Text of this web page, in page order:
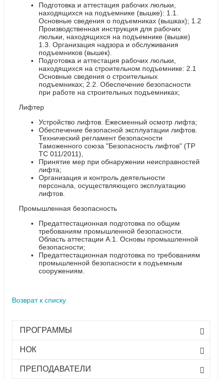
Подготовка и аттестация рабочих люльки,
находящихся на подъемнике (вышке): 1.1.
Основные сведения о подъемниках (вышках); 1.2
Производственная инструкция для рабочих
люльки, находящихся на подъемнике (вышке)
1.3. Организация надзора и обслуживания
подъемников (вышек).
Подготовка и аттестация рабочих люльки,
находящихся на строительном подъемнике: 2.1
Основные сведения о строительных
подъемниках; 2.2. Обеспечение безопасности
при работе на строительных подъемниках;
Лифтер
Устройство лифтов. Ежесменный осмотр лифта;
Обеспечение безопасной эксплуатации лифтов.
Технический регламент безопасности
Таможенного союза "Безопасность лифтов" (ТР
ТС 011/2011),
Принятие мер при обнаружении неисправностей
лифта;
Организация и контроль деятельности
персонала, осуществляющего эксплуатацию
лифтов.
Промышленная безопасность
Предаттестационная подготовка по общим
требованиям промышленной безопасности.
Область аттестации А.1. Основы промышленной
безопасности;
Предаттестационная подготовка по требованиям
промышленной безопасности к подъемным
сооружениям.
Возврат к списку
ПРОГРАММЫ
НОК
ПРЕПОДАВАТЕЛИ